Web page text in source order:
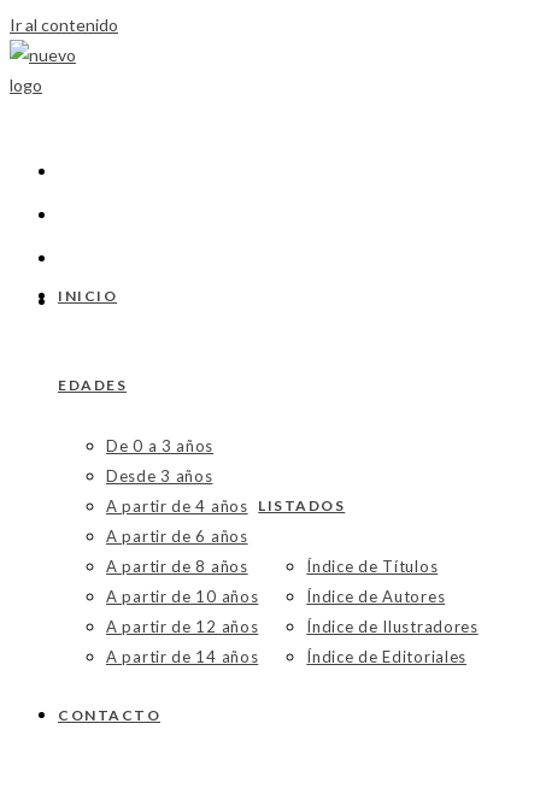
Ir al contenido
INICIO
EDADES
De 0 a 3 años
Desde 3 años
A partir de 4 años
A partir de 6 años
A partir de 8 años
A partir de 10 años
A partir de 12 años
A partir de 14 años
LISTADOS
Índice de Títulos
Índice de Autores
Índice de Ilustradores
Índice de Editoriales
CONTACTO